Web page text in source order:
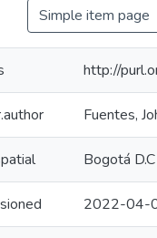
Simple item page
http://
Fuentes,
Bogotá
2022-04-